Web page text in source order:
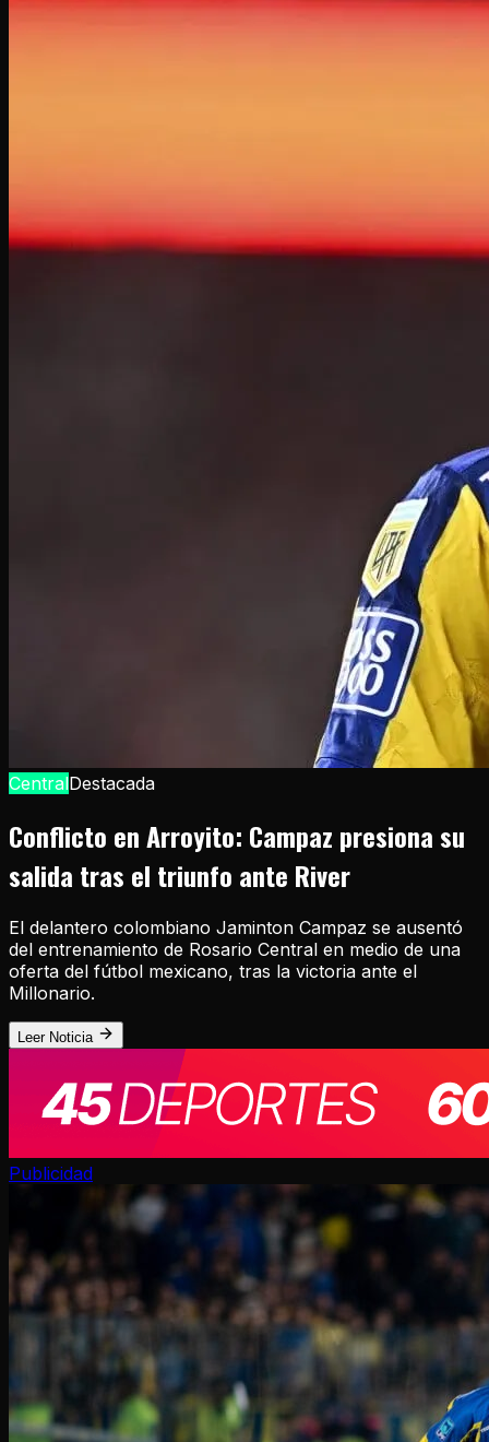
CentralDestacada
Conflicto en Arroyito: Campaz presiona su
salida tras el triunfo ante River
El delantero colombiano Jaminton Campaz se ausentó
del entrenamiento de Rosario Central en medio de una
oferta del fútbol mexicano, tras la victoria ante el
Millonario.
Leer Noticia
Publicidad